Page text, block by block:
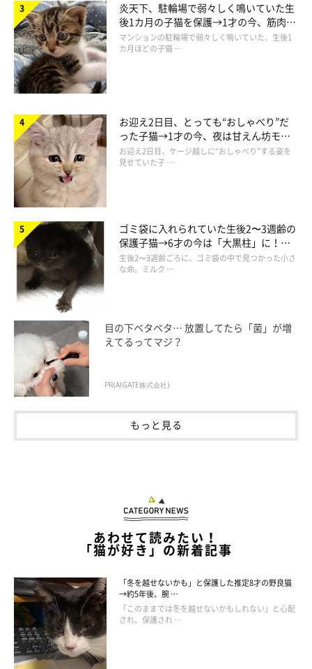
次回のお話もお楽しみに〜♪
炎天下、駐輪場で弱々しく鳴いていた生
後1カ月の子猫を保護→1才の今、筋肉質
でツンデレなコに成長
マンションの駐輪場で弱々しく鳴いていた、生後1
カ月ほどの子猫 …
お迎え2日目、とっても“おしゃべり”だ
った子猫→1才の今、夜は甘えん坊モー
ドになるコに成長！
お迎え2日目、ケージ越しに“おしゃべり”する姿を
見せていた子 …
ゴミ袋に入れられていた生後2〜3週齢の
保護子猫→6才の今は「大黒柱」に！
美しい黒猫に成長した姿にグッとくる
生後2〜3週齢ごろに、ゴミ袋の中で見つかった小さ
な命。ミルク …
目の下ベタベタ… 放置してたら「菌」が増
えてるってマジ？
PR(AIGATE株式会社)
もっと見る
あわせて読みたい！
「猫が好き」の新着記事
「冬を越せないかも」と保護した推定8才の野良猫
→約5年後、腕 …
「このままでは冬を越せないかもしれない」と心配
され、保護され …